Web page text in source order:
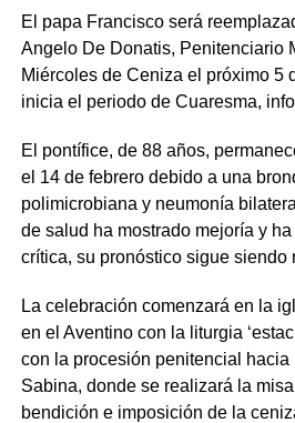
El papa Francisco será
Angelo De Donatis, Penitenciario
Miércoles de Ceniza el próximo 5
inicia el periodo de Cuaresma,
El pontífice, de 88 años,
el 14 de febrero debido a una
polimicrobiana y neumonía
de salud ha mostrado mejoría y
crítica, su pronóstico sigue siendo
La celebración comenzará en la
en el Aventino con la liturgia
con la procesión penitencial
Sabina, donde se realizará la
bendición e imposición de la